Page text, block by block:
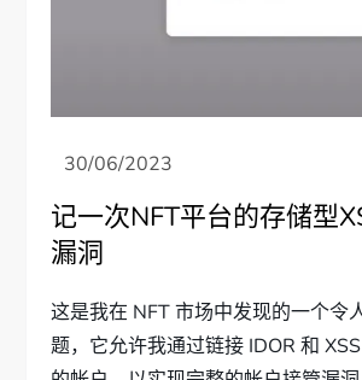
记一次NFT平台的存储型
漏洞
这是我在 NFT 市场中发现的一个令
题，它允许我通过链接 IDOR 和